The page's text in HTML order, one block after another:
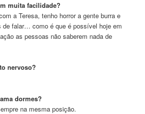
muita facilidade?
a Teresa, tenho horror a gente burra e
de falar… como é que é possível hoje em
as pessoas não saberem nada de
nervoso?
dormes?
na mesma posição.